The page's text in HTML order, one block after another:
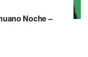
Noche –